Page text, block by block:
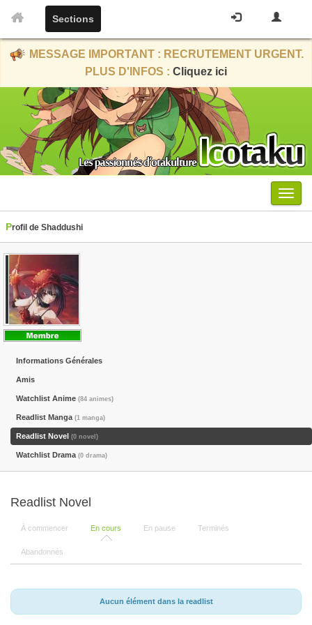
Sections
MESSAGE IMPORTANT : RECRUTEMENT URGENT.
PLUS D'INFOS : Cliquez ici
Menu
Profil de Shaddushi
Informations Générales
Amis
Watchlist Anime (84 animes)
Readlist Manga (1 manga)
Readlist Novel (0 novel)
Watchlist Drama (0 drama)
Readlist Novel
À commencer En cours En pause Terminés
Abandonnés
Aucun élément dans la readlist